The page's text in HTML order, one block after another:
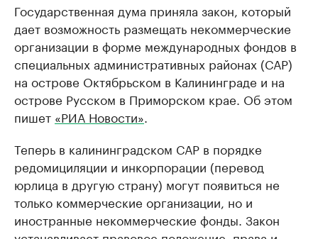
Государственная дума приняла закон, который
дает возможность размещать некоммерческие
организации в форме международных фондов в
специальных административных районах (САР)
на острове Октябрьском в Калининграде и на
острове Русском в Приморском крае. Об этом
пишет «РИА Новости»
Теперь в калининградском САР в порядке
редомициляции и инкорпорации (перевод
юрлица в другую страну) могут появиться не
только коммерческие организации, но и
иностранные некоммерческие фонды. Закон